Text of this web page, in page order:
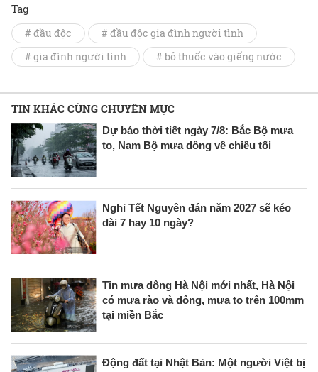
Tag
# đầu độc
# đầu độc gia đình người tình
# gia đình người tình
# bỏ thuốc vào giếng nước
TIN KHÁC CÙNG CHUYÊN MỤC
Dự báo thời tiết ngày 7/8: Bắc Bộ mưa
to, Nam Bộ mưa dông về chiều tối
Nghỉ Tết Nguyên đán năm 2027 sẽ kéo
dài 7 hay 10 ngày?
Tin mưa dông Hà Nội mới nhất, Hà Nội
có mưa rào và dông, mưa to trên 100mm
tại miền Bắc
Động đất tại Nhật Bản: Một người Việt bị